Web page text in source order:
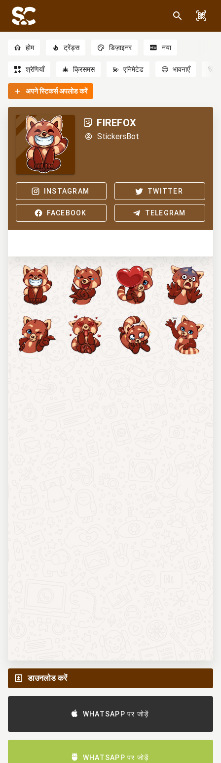
होम ट्रेंड्स डिज़ाइनर नया
श्रेणियाँ 🎄 क्रिसमस 💫 एनिमेटेड 😊 भावनाएँ 🐻
अपने स्टिकर्स अपलोड करें
FIREFOX
StickersBot
INSTAGRAM TWITTER
FACEBOOK TELEGRAM
डाउनलोड करें
WHATSAPP पर जोड़ें
WHATSAPP पर जोड़ें